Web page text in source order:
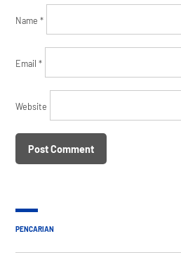
Name*
Email*
Website
PENCARIAN